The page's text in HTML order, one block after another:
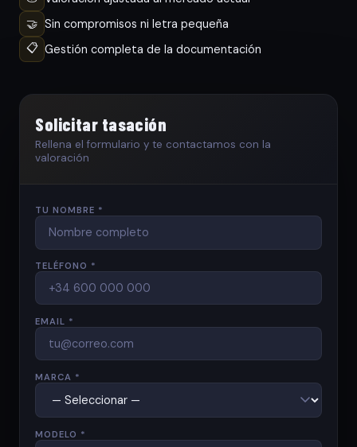
🤝 Sin compromisos ni letra pequeña
📋 Gestión completa de la documentación
Solicitar tasación
Rellena el formulario y te contactamos con la
valoración
TU NOMBRE *
TELÉFONO *
EMAIL *
MARCA *
MODELO *